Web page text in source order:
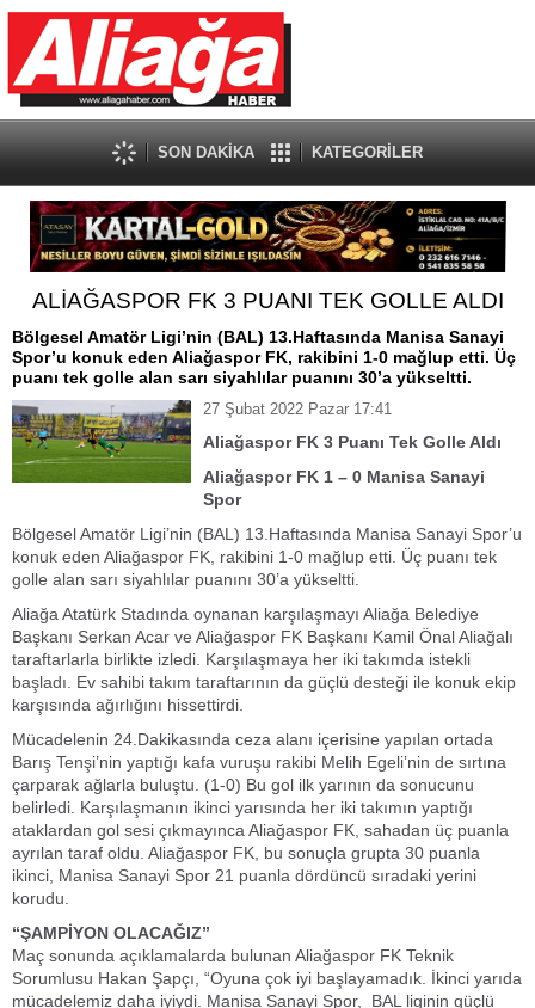
SON DAKİKA KATEGORİLER
ALİAĞASPOR FK 3 PUANI TEK GOLLE ALDI
Bölgesel Amatör Ligi’nin (BAL) 13.Haftasında Manisa Sanayi
Spor’u konuk eden Aliağaspor FK, rakibini 1-0 mağlup etti. Üç
puanı tek golle alan sarı siyahlılar puanını 30’a yükseltti.
27 Şubat 2022 Pazar 17:41
Aliağaspor FK 3 Puanı Tek Golle Aldı
Aliağaspor FK 1 – 0 Manisa Sanayi
Spor
Bölgesel Amatör Ligi’nin (BAL) 13.Haftasında Manisa Sanayi Spor’u
konuk eden Aliağaspor FK, rakibini 1-0 mağlup etti. Üç puanı tek
golle alan sarı siyahlılar puanını 30’a yükseltti.
Aliağa Atatürk Stadında oynanan karşılaşmayı Aliağa Belediye
Başkanı Serkan Acar ve Aliağaspor FK Başkanı Kamil Önal Aliağalı
taraftarlarla birlikte izledi. Karşılaşmaya her iki takımda istekli
başladı. Ev sahibi takım taraftarının da güçlü desteği ile konuk ekip
karşısında ağırlığını hissettirdi.
Mücadelenin 24.Dakikasında ceza alanı içerisine yapılan ortada
Barış Tenşi’nin yaptığı kafa vuruşu rakibi Melih Egeli’nin de sırtına
çarparak ağlarla buluştu. (1-0) Bu gol ilk yarının da sonucunu
belirledi. Karşılaşmanın ikinci yarısında her iki takımın yaptığı
ataklardan gol sesi çıkmayınca Aliağaspor FK, sahadan üç puanla
ayrılan taraf oldu. Aliağaspor FK, bu sonuçla grupta 30 puanla
ikinci, Manisa Sanayi Spor 21 puanla dördüncü sıradaki yerini
korudu.
“ŞAMPİYON OLACAĞIZ”
Maç sonunda açıklamalarda bulunan Aliağaspor FK Teknik
Sorumlusu Hakan Şapçı, “Oyuna çok iyi başlayamadık. İkinci yarıda
mücadelemiz daha iyiydi. Manisa Sanayi Spor, BAL liginin güçlü